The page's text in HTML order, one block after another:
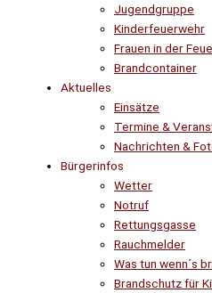
Jugendgruppe
Kinderfeuerwehr
Frauen in der
Brandcontainer
Aktuelles
Einsätze
Termine &
Nachrichten &
Bürgerinfos
Wetter
Notruf
Rettungsgasse
Rauchmelder
Was tun wenn´s
Brandschutz für